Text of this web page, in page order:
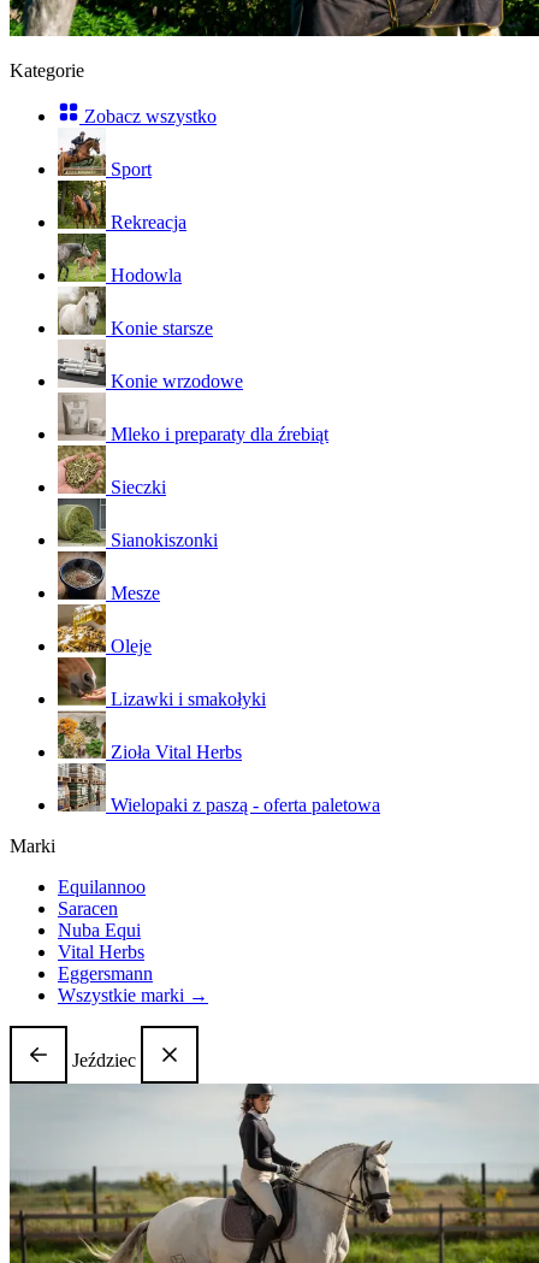
Kategorie
Zobacz wszystko
Sport
Rekreacja
Hodowla
Konie starsze
Konie wrzodowe
Mleko i preparaty dla źrebiąt
Sieczki
Sianokiszonki
Mesze
Oleje
Lizawki i smakołyki
Zioła Vital Herbs
Wielopaki z paszą - oferta paletowa
Marki
Equilannoo
Saracen
Nuba Equi
Vital Herbs
Eggersmann
Wszystkie marki →
Jeździec